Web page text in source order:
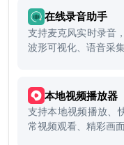
在线录音助手
支持麦克风实时录音
波形可视化、语音采集
本地视频播放器
支持本地视频播放、
常视频观看、精彩画